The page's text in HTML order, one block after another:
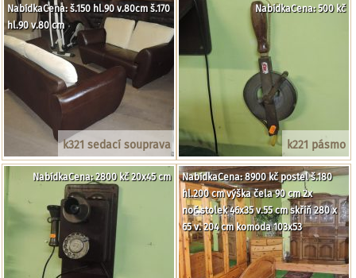
k321 sedací souprava
NabídkaCena: š.150 hl.90 v.80cm š.170
hl.90 v.80 cm
k221 pásmo
NabídkaCena: 500 kč
NabídkaCena: 2800 kč 20x45 cm
NabídkaCena: 8900 kč postel š.180
hl.200 cm výška čela 90 cm 2x
noč.stolek 46x35 v.55 cm skříň 280 x
65 v. 204 cm komoda 103x53